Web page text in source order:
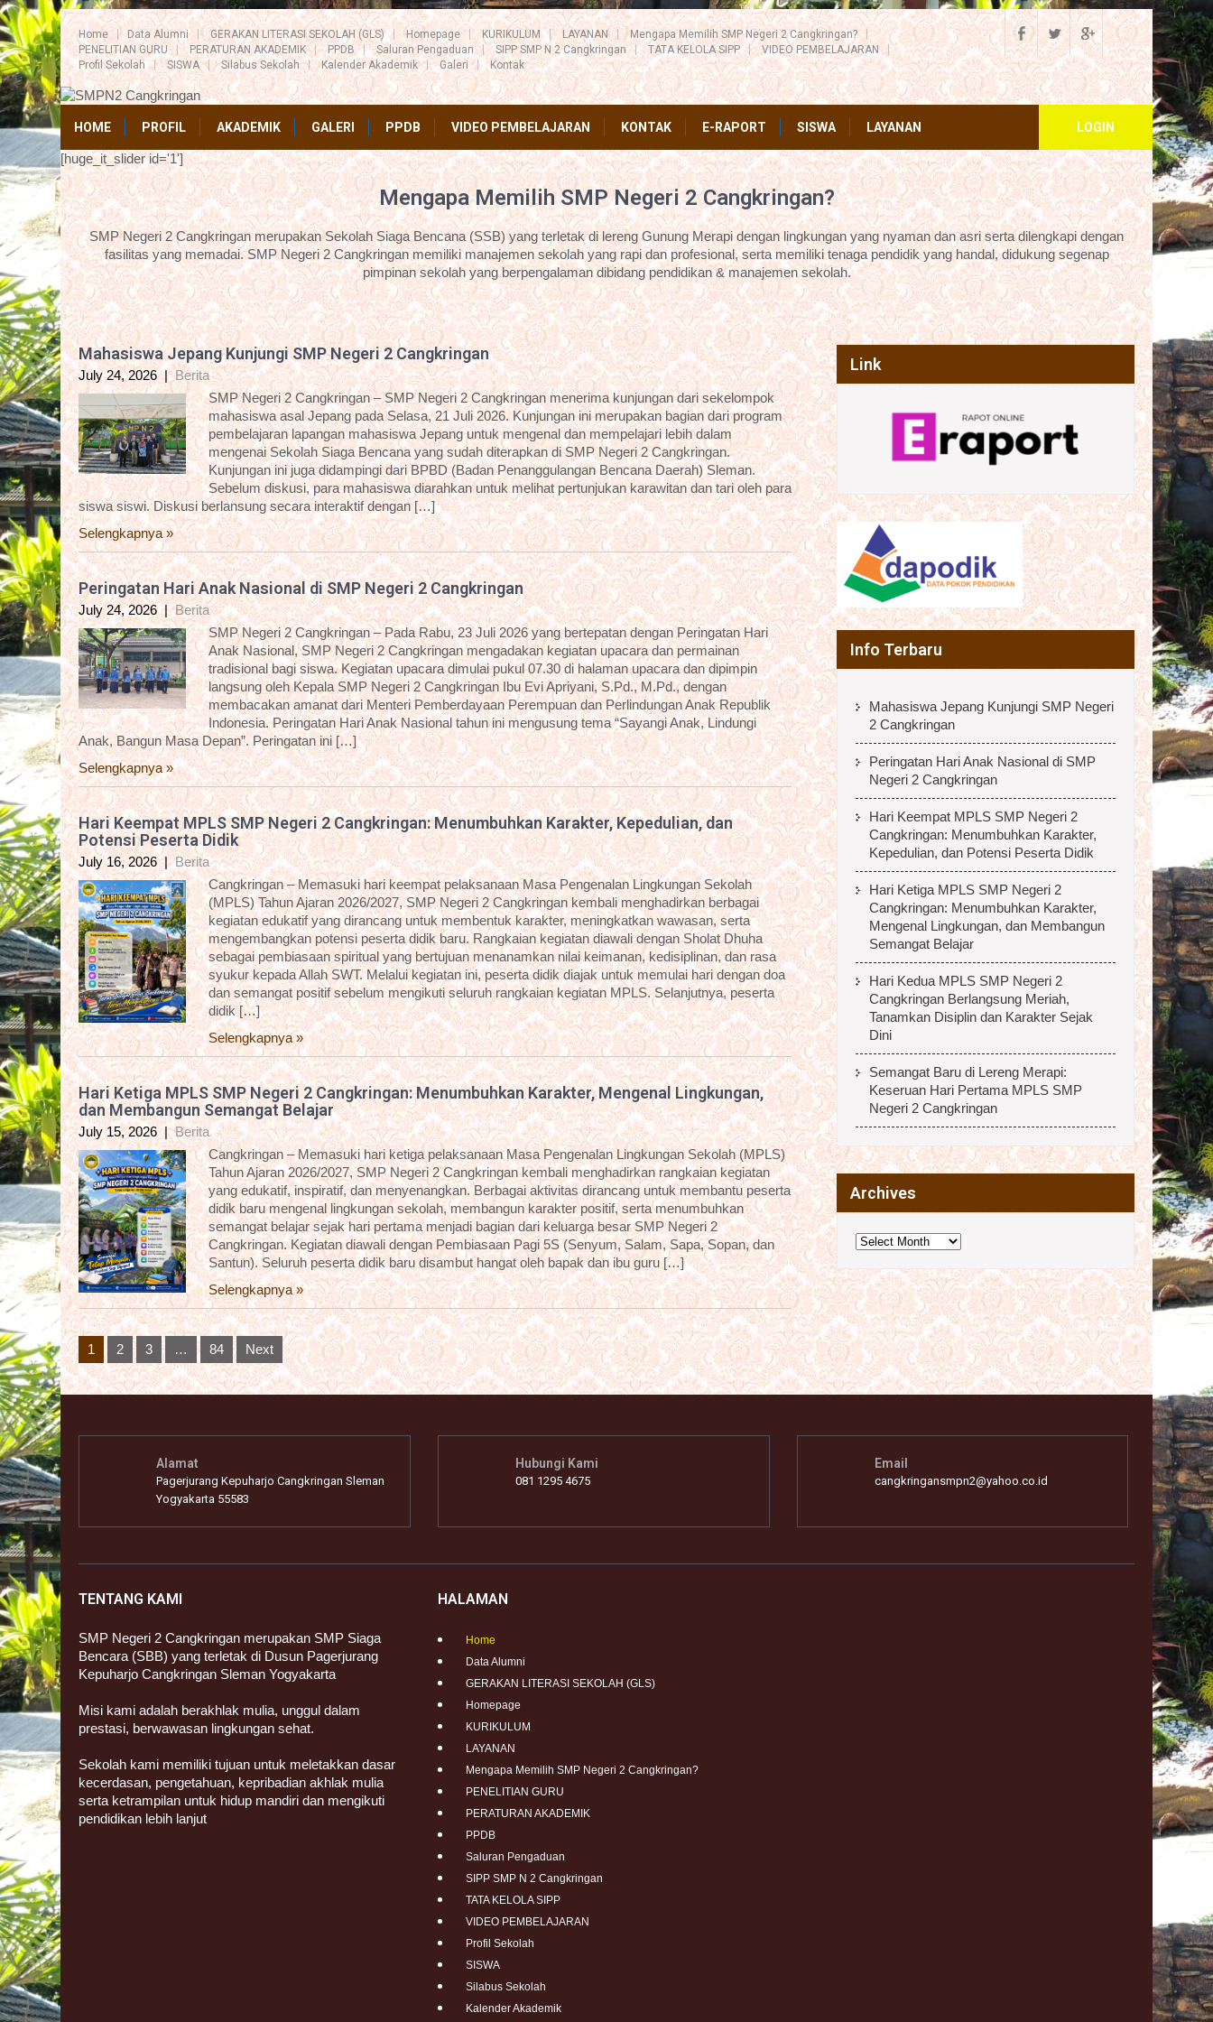
Home Data Alumni GERAKAN LITERASI SEKOLAH (GLS) Homepage KURIKULUM LAYANAN
Mengapa Memilih SMP Negeri 2 Cangkringan?
PENELITIAN GURU
PERATURAN AKADEMIK PPDB Saluran Pengaduan SIPP SMP N 2 Cangkringan TATA KELOLA SIPP
VIDEO PEMBELAJARAN
Profil Sekolah
SISWA Silabus Sekolah Kalender Akademik Galeri Kontak
HOME PROFIL AKADEMIK GALERI PPDB VIDEO PEMBELAJARAN KONTAK E-RAPORT SISWA LAYANAN LOGIN
[huge_it_slider id='1']
Mengapa Memilih SMP Negeri 2 Cangkringan?
SMP Negeri 2 Cangkringan merupakan Sekolah Siaga Bencana (SSB) yang terletak di lereng Gunung Merapi dengan lingkungan yang nyaman dan asri serta dilengkapi dengan
fasilitas yang memadai. SMP Negeri 2 Cangkringan memiliki manajemen sekolah yang rapi dan profesional, serta memiliki tenaga pendidik yang handal, didukung segenap
pimpinan sekolah yang berpengalaman dibidang pendidikan & manajemen sekolah.
Mahasiswa Jepang Kunjungi SMP Negeri 2 Cangkringan
July 24, 2026 | Berita
SMP Negeri 2 Cangkringan – SMP Negeri 2 Cangkringan menerima kunjungan dari sekelompok
mahasiswa asal Jepang pada Selasa, 21 Juli 2026. Kunjungan ini merupakan bagian dari program
pembelajaran lapangan mahasiswa Jepang untuk mengenal dan mempelajari lebih dalam
mengenai Sekolah Siaga Bencana yang sudah diterapkan di SMP Negeri 2 Cangkringan.
Kunjungan ini juga didampingi dari BPBD (Badan Penanggulangan Bencana Daerah) Sleman.
Sebelum diskusi, para mahasiswa diarahkan untuk melihat pertunjukan karawitan dan tari oleh para
siswa siswi. Diskusi berlansung secara interaktif dengan […]
Selengkapnya »
Peringatan Hari Anak Nasional di SMP Negeri 2 Cangkringan
July 24, 2026 |Berita
SMP Negeri 2 Cangkringan – Pada Rabu, 23 Juli 2026 yang bertepatan dengan Peringatan Hari
Anak Nasional, SMP Negeri 2 Cangkringan mengadakan kegiatan upacara dan permainan
tradisional bagi siswa. Kegiatan upacara dimulai pukul 07.30 di halaman upacara dan dipimpin
langsung oleh Kepala SMP Negeri 2 Cangkringan Ibu Evi Apriyani, S.Pd., M.Pd., dengan
membacakan amanat dari Menteri Pemberdayaan Perempuan dan Perlindungan Anak Republik
Indonesia. Peringatan Hari Anak Nasional tahun ini mengusung tema “Sayangi Anak, Lindungi
Anak, Bangun Masa Depan”. Peringatan ini […]
Selengkapnya »
Hari Keempat MPLS SMP Negeri 2 Cangkringan: Menumbuhkan Karakter, Kepedulian, dan
Potensi Peserta Didik
July 16, 2026 |Berita
Cangkringan – Memasuki hari keempat pelaksanaan Masa Pengenalan Lingkungan Sekolah
(MPLS) Tahun Ajaran 2026/2027, SMP Negeri 2 Cangkringan kembali menghadirkan berbagai
kegiatan edukatif yang dirancang untuk membentuk karakter, meningkatkan wawasan, serta
mengembangkan potensi peserta didik baru. Rangkaian kegiatan diawali dengan Sholat Dhuha
sebagai pembiasaan spiritual yang bertujuan menanamkan nilai keimanan, kedisiplinan, dan rasa
syukur kepada Allah SWT. Melalui kegiatan ini, peserta didik diajak untuk memulai hari dengan doa
dan semangat positif sebelum mengikuti seluruh rangkaian kegiatan MPLS. Selanjutnya, peserta
didik […]
Selengkapnya »
Hari Ketiga MPLS SMP Negeri 2 Cangkringan: Menumbuhkan Karakter, Mengenal Lingkungan,
dan Membangun Semangat Belajar
July 15, 2026 |Berita
Cangkringan – Memasuki hari ketiga pelaksanaan Masa Pengenalan Lingkungan Sekolah (MPLS)
Tahun Ajaran 2026/2027, SMP Negeri 2 Cangkringan kembali menghadirkan rangkaian kegiatan
yang edukatif, inspiratif, dan menyenangkan. Berbagai aktivitas dirancang untuk membantu peserta
didik baru mengenal lingkungan sekolah, membangun karakter positif, serta menumbuhkan
semangat belajar sejak hari pertama menjadi bagian dari keluarga besar SMP Negeri 2
Cangkringan. Kegiatan diawali dengan Pembiasaan Pagi 5S (Senyum, Salam, Sapa, Sopan, dan
Santun). Seluruh peserta didik baru disambut hangat oleh bapak dan ibu guru […]
Selengkapnya »
Posts
pagination
1 2 3 … 84 Next
Link
Info Terbaru
Mahasiswa Jepang Kunjungi SMP Negeri
2 Cangkringan
Peringatan Hari Anak Nasional di SMP
Negeri 2 Cangkringan
Hari Keempat MPLS SMP Negeri 2
Cangkringan: Menumbuhkan Karakter,
Kepedulian, dan Potensi Peserta Didik
Hari Ketiga MPLS SMP Negeri 2
Cangkringan: Menumbuhkan Karakter,
Mengenal Lingkungan, dan Membangun
Semangat Belajar
Hari Kedua MPLS SMP Negeri 2
Cangkringan Berlangsung Meriah,
Tanamkan Disiplin dan Karakter Sejak
Dini
Semangat Baru di Lereng Merapi:
Keseruan Hari Pertama MPLS SMP
Negeri 2 Cangkringan
Archives
Archives
Alamat
Pagerjurang Kepuharjo Cangkringan Sleman
Yogyakarta 55583
Hubungi Kami
081 1295 4675
Email
cangkringansmpn2@yahoo.co.id
TENTANG KAMI
SMP Negeri 2 Cangkringan merupakan SMP Siaga
Bencara (SBB) yang terletak di Dusun Pagerjurang
Kepuharjo Cangkringan Sleman Yogyakarta
Misi kami adalah berakhlak mulia, unggul dalam
prestasi, berwawasan lingkungan sehat.
Sekolah kami memiliki tujuan untuk meletakkan dasar
kecerdasan, pengetahuan, kepribadian akhlak mulia
serta ketrampilan untuk hidup mandiri dan mengikuti
pendidikan lebih lanjut
HALAMAN
Home
Data Alumni
GERAKAN LITERASI SEKOLAH (GLS)
Homepage
KURIKULUM
LAYANAN
Mengapa Memilih SMP Negeri 2 Cangkringan?
PENELITIAN GURU
PERATURAN AKADEMIK
PPDB
Saluran Pengaduan
SIPP SMP N 2 Cangkringan
TATA KELOLA SIPP
VIDEO PEMBELAJARAN
Profil Sekolah
SISWA
Silabus Sekolah
Kalender Akademik